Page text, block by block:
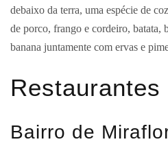
debaixo da terra, uma espécie de
de porco, frango e cordeiro, batata,
banana juntamente com ervas e
Bairro de